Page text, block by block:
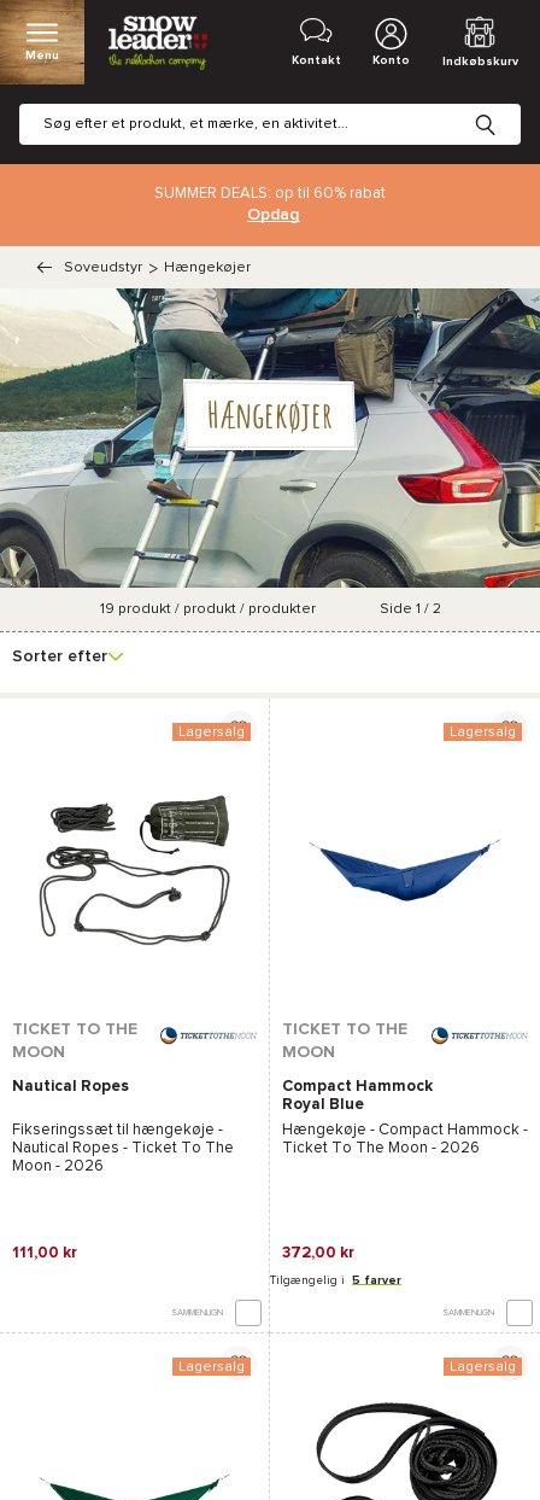
Menu Kontakt Konto Indkøbskurv
SUMMER DEALS: op til 60% rabat
Opdag
Soveudstyr > Hængekøjer
Hængekøjer
Mærke Pris Farve
flere
19 produkt / produkt / produkter Side 1 / 2
Sorter efter
Lagersalg
TICKET TO THE
MOON
Nautical Ropes
Fikseringssæt til hængekøje -
Nautical Ropes - Ticket To The
Moon - 2026
111,00 kr
SAMMENLIGN
Lagersalg
TICKET TO THE
MOON
Compact Hammock
Royal Blue
Hængekøje - Compact Hammock -
Ticket To The Moon - 2026
372,00 kr
Tilgængelig i 5 farver
SAMMENLIGN
Lagersalg Lagersalg